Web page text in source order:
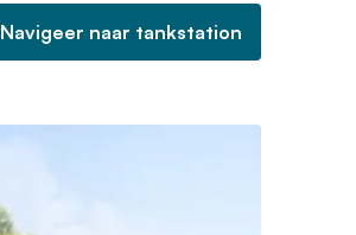
Navigeer naar tankstation